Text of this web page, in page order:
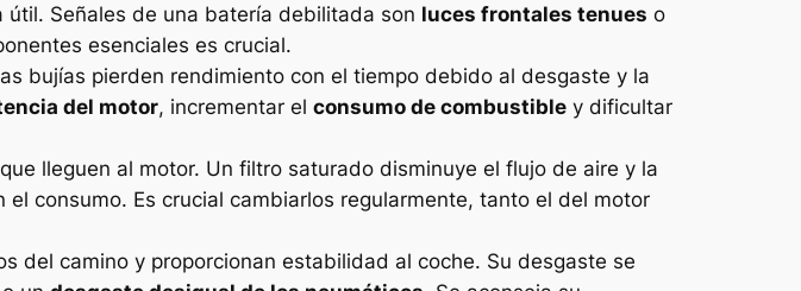
Señales de una batería debilitada son luces frontales tenues o
esenciales es crucial.
bujías pierden rendimiento con el tiempo debido al desgaste y la
del motor, incrementar el consumo de combustible y dificultar
lleguen al motor. Un filtro saturado disminuye el flujo de aire y la
consumo. Es crucial cambiarlos regularmente, tanto el del motor
del camino y proporcionan estabilidad al coche. Su desgaste se